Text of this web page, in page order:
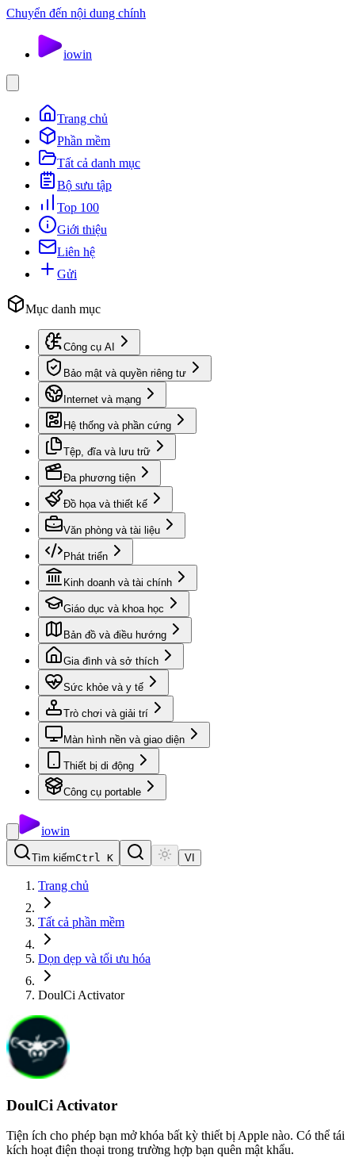
Chuyển đến nội dung chính
iowin
Trang chủ
Phần mềm
Tất cả danh mục
Bộ sưu tập
Top 100
Giới thiệu
Liên hệ
Gửi
Mục danh mục
Công cụ AI
Bảo mật và quyền riêng tư
Internet và mạng
Hệ thống và phần cứng
Tệp, đĩa và lưu trữ
Đa phương tiện
Đồ họa và thiết kế
Văn phòng và tài liệu
Phát triển
Kinh doanh và tài chính
Giáo dục và khoa học
Bản đồ và điều hướng
Gia đình và sở thích
Sức khỏe và y tế
Trò chơi và giải trí
Màn hình nền và giao diện
Thiết bị di động
Công cụ portable
iowin
Tìm kiếmCtrl K VI
Trang chủ
Tất cả phần mềm
Dọn dẹp và tối ưu hóa
DoulCi Activator
DoulCi Activator
Tiện ích cho phép bạn mở khóa bất kỳ thiết bị Apple nào. Có thể tái
kích hoạt điện thoại trong trường hợp bạn quên mật khẩu.